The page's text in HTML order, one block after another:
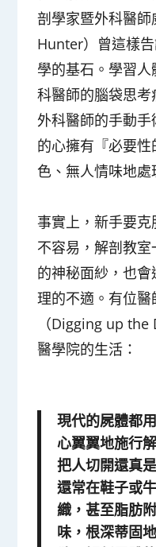
剖學家暨外科醫
Hunter）曾這樣
學的基石。學習
科醫師的腦袋思
外科醫師的手動
的心擁有『必要
色、無人情味地處
事實上，新手要
不容易，解剖教室
的神秘面紗，也
理的不適。有位
（Digging up
醫學院的生活：
現代的屍體都
心翼翼地施行
把人切開還真
還常在鞋子或
織，甚至脂肪
味，根深蒂固